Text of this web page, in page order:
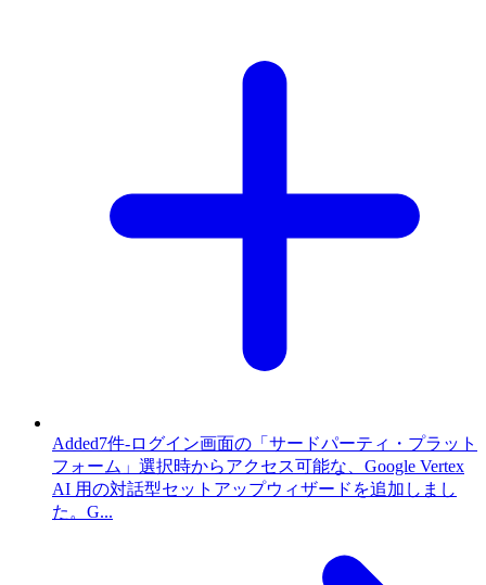
Added7件-ログイン画面の「サードパーティ・プラット
フォーム」選択時からアクセス可能な、Google Vertex
AI 用の対話型セットアップウィザードを追加しまし
た。G...